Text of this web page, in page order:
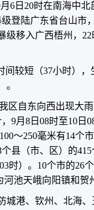
6日20时在南海中
登陆广东省台山市
级移入广西梧州，
间较短（37小时）
。
区自东向西出现大
9月8日08时至10日
～250毫米有14个
县（市、区）的
时）。10个市的26
池天峨向阳镇和贺
城港、钦州、北海